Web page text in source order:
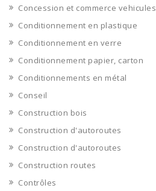
Concession et commerce vehicules
Conditionnement en plastique
Conditionnement en verre
Conditionnement papier, carton
Conditionnements en métal
Conseil
Construction bois
Construction d'autoroutes
Construction d'autoroutes
Construction routes
Contrôles